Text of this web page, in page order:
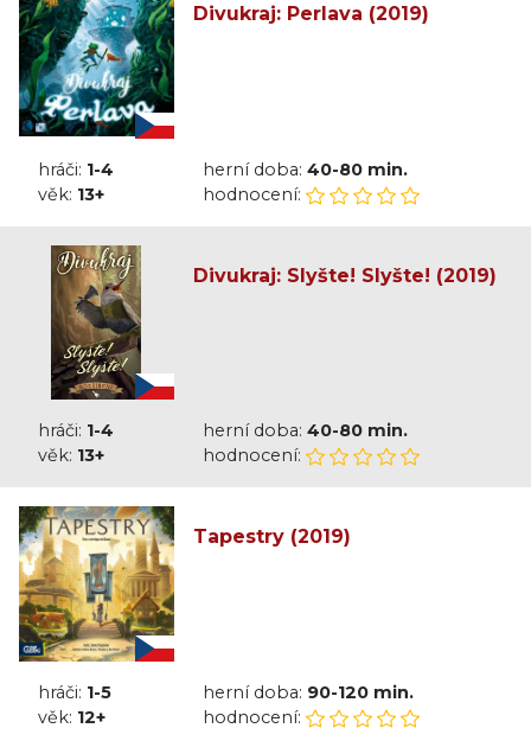
Divukraj: Perlava (2019)
hráči: 1-4 herní doba: 40-80 min.
věk: 13+ hodnocení:
Divukraj: Slyšte! Slyšte! (2019)
hráči: 1-4 herní doba: 40-80 min.
věk: 13+ hodnocení:
Tapestry (2019)
hráči: 1-5 herní doba: 90-120 min.
věk: 12+ hodnocení: